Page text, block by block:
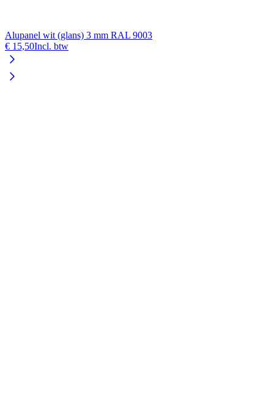
Alupanel wit (glans) 3 mm RAL 9003
€ 15,50Incl. btw